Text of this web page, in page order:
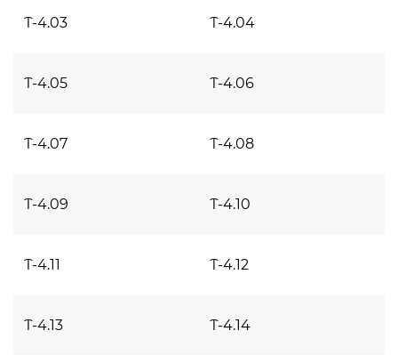
Т-4.03 Т-4.04
Т-4.05 Т-4.06
Т-4.07 Т-4.08
Т-4.09 Т-4.10
Т-4.11 Т-4.12
Т-4.13 Т-4.14